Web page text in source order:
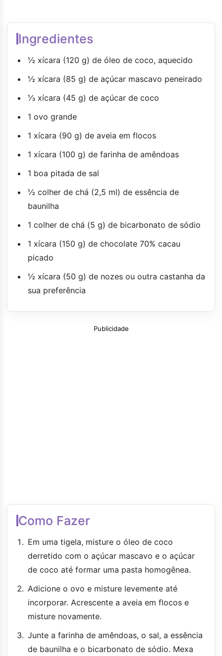
Ingredientes
½ xícara (120 g) de óleo de coco, aquecido
½ xícara (85 g) de açúcar mascavo peneirado
⅓ xícara (45 g) de açúcar de coco
1 ovo grande
1 xícara (90 g) de aveia em flocos
1 xícara (100 g) de farinha de amêndoas
1 boa pitada de sal
½ colher de chá (2,5 ml) de essência de
baunilha
1 colher de chá (5 g) de bicarbonato de sódio
1 xícara (150 g) de chocolate 70% cacau
picado
½ xícara (50 g) de nozes ou outra castanha da
sua preferência
Publicidade
Como Fazer
Em uma tigela, misture o óleo de coco
derretido com o açúcar mascavo e o açúcar
de coco até formar uma pasta homogênea.
Adicione o ovo e misture levemente até
incorporar. Acrescente a aveia em flocos e
misture novamente.
Junte a farinha de amêndoas, o sal, a essência
de baunilha e o bicarbonato de sódio. Mexa